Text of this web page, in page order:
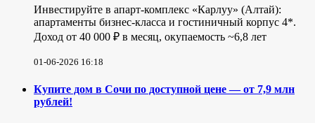
Инвестируйте в апарт-комплекс «Карлуу» (Алтай):
апартаменты бизнес-класса и гостиничный корпус 4*.
Доход от 40 000 ₽ в месяц, окупаемость ~6,8 лет
01-06-2026 16:18
Купите дом в Сочи по доступной цене — от 7,9 млн
рублей!